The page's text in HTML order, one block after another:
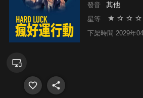
發音 其他
星等
下架時間 2029年